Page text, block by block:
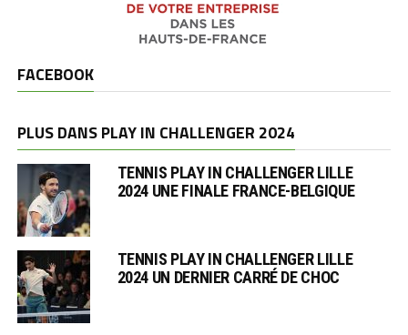
FACEBOOK
PLUS DANS PLAY IN CHALLENGER 2024
TENNIS PLAY IN CHALLENGER LILLE
2024 UNE FINALE FRANCE-BELGIQUE
TENNIS PLAY IN CHALLENGER LILLE
2024 UN DERNIER CARRÉ DE CHOC